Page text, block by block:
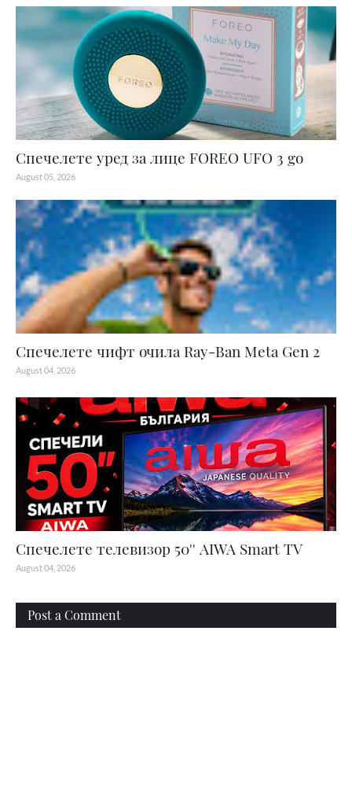
Спечелете уред за лице FOREO UFO 3 go
August 05, 2026
Спечелете чифт очила Ray-Ban Meta Gen 2
August 04, 2026
Спечелете телевизор 50'' AIWA Smart TV
August 04, 2026
Post a Comment